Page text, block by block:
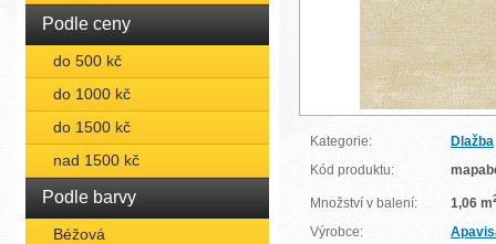
Podle ceny
do 500 kč
do 1000 kč
do 1500 kč
nad 1500 kč
Podle barvy
Béžová
Kategorie:
Dlažba
Kód produktu:
Množství v balení: 1,06 m
Výrobce: